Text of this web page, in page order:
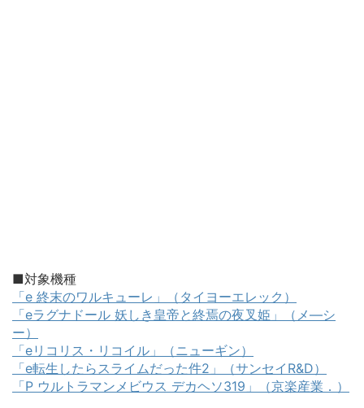
■対象機種
「e 終末のワルキューレ」（タイヨーエレック）
「eラグナドール 妖しき皇帝と終焉の夜叉姫」（メ―シ
ー）
「eリコリス・リコイル」（ニューギン）
「e転生したらスライムだった件2」（サンセイR&D）
「P ウルトラマンメビウス デカヘソ319」（京楽産業．）